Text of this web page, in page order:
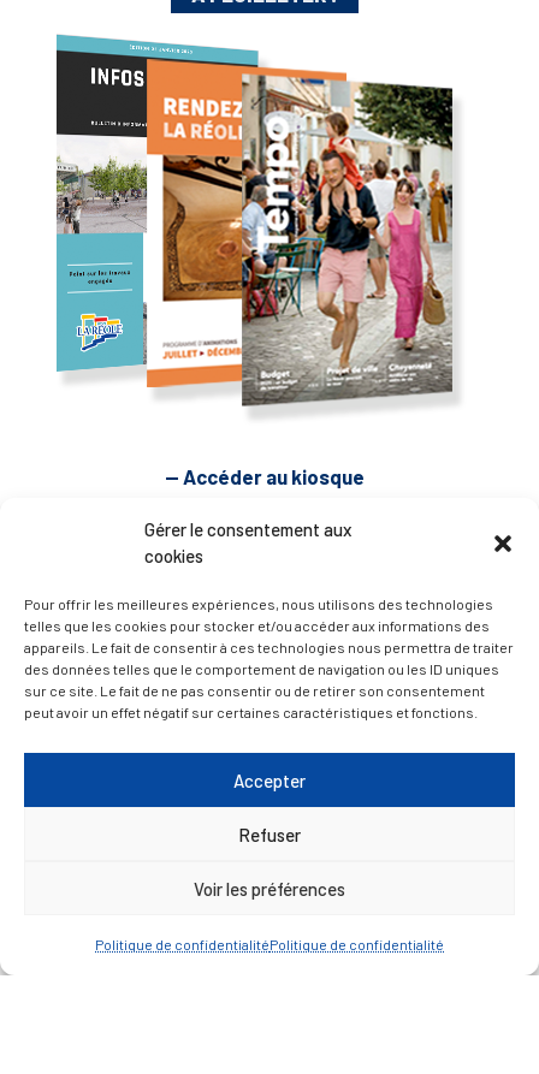
Gérer le consentement aux
cookies
Pour offrir les meilleures expériences, nous utilisons des technologies
telles que les cookies pour stocker et/ou accéder aux informations des
appareils. Le fait de consentir à ces technologies nous permettra de traiter
des données telles que le comportement de navigation ou les ID uniques
sur ce site. Le fait de ne pas consentir ou de retirer son consentement
peut avoir un effet négatif sur certaines caractéristiques et fonctions.
Accepter
Refuser
Voir les préférences
Politique de confidentialitéPolitique de confidentialité
— Accéder au kiosque
D’ART ET D’HISTOIRE
— Découvrir et visiter